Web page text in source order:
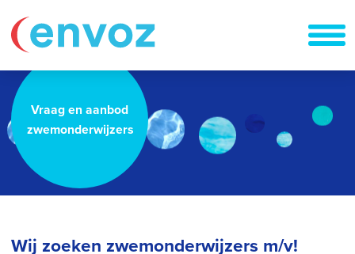
Vraag en aanbod
zwemonderwijzers
Wij zoeken zwemonderwijzers m/v!